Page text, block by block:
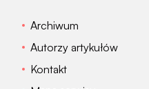
Archiwum
Autorzy artykułów
Kontakt